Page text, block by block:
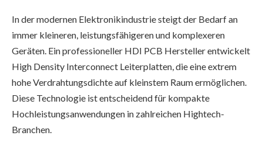
In der modernen Elektronikindustrie steigt der Bedarf an
immer kleineren, leistungsfähigeren und komplexeren
Geräten. Ein professioneller HDI PCB Hersteller entwickelt
High Density Interconnect Leiterplatten, die eine extrem
hohe Verdrahtungsdichte auf kleinstem Raum ermöglichen.
Diese Technologie ist entscheidend für kompakte
Hochleistungsanwendungen in zahlreichen Hightech-
Branchen.